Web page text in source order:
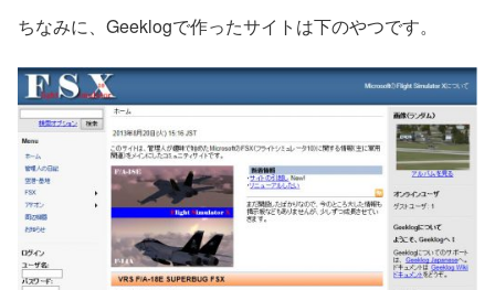
ちなみに、Geeklogで作ったサイトは下のやつです。